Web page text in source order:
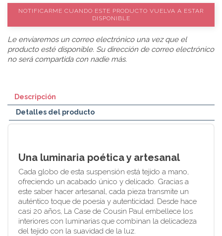
NOTIFICARME CUANDO ESTE PRODUCTO VUELVA A ESTAR
DISPONIBLE
Le enviaremos un correo electrónico una vez que el
producto esté disponible. Su dirección de correo electrónico
no será compartida con nadie más.
Descripción
Detalles del producto
Una luminaria poética y artesanal
Cada globo de esta suspensión está tejido a mano,
ofreciendo un acabado único y delicado. Gracias a
este saber hacer artesanal, cada pieza transmite un
auténtico toque de poesía y autenticidad. Desde hace
casi 20 años, La Case de Cousin Paul embellece los
interiores con luminarias que combinan la delicadeza
del tejido con la suavidad de la luz.